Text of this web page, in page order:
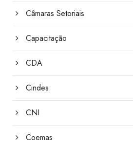
Câmaras Setoriais
Capacitação
CDA
Cindes
CNI
Coemas